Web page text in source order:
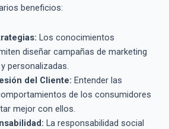
beneficios:
Los conocimientos
diseñar campañas de marketing
personalizadas.
del Cliente: Entender las
de los consumidores
mejor con ellos.
La responsabilidad social